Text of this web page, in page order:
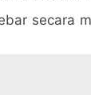
secara